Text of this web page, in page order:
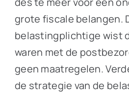
grote fiscale belangen.
belastingplichtige wist
waren met de
geen maatregelen.
de strategie van de